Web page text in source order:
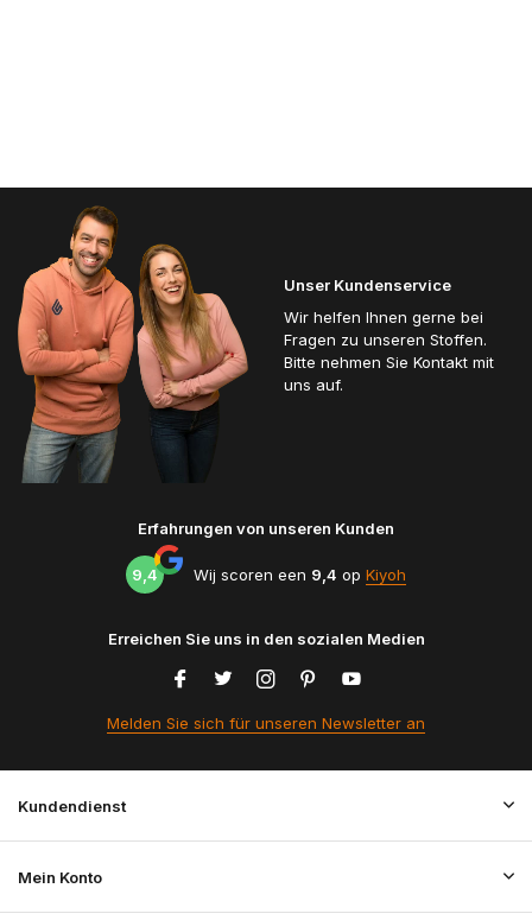
Unser Kundenservice
Wir helfen Ihnen gerne bei
Fragen zu unseren Stoffen.
Bitte nehmen Sie Kontakt mit
uns auf.
Erfahrungen von unseren Kunden
9,4 Wij scoren een 9,4 op Kiyoh
Erreichen Sie uns in den sozialen Medien
Melden Sie sich für unseren Newsletter an
Kundendienst
Mein Konto